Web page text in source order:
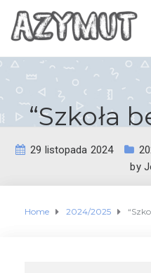
“Szkoła
29 listopada 2024
by
Home 2024/2025